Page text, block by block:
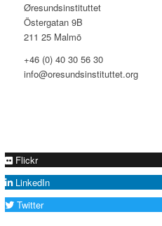
Øresundsinstituttet
Östergatan 9B
211 25 Malmö
+46 (0) 40 30 56 30
info@oresundsinstituttet.org
Flickr
LinkedIn
Twitter